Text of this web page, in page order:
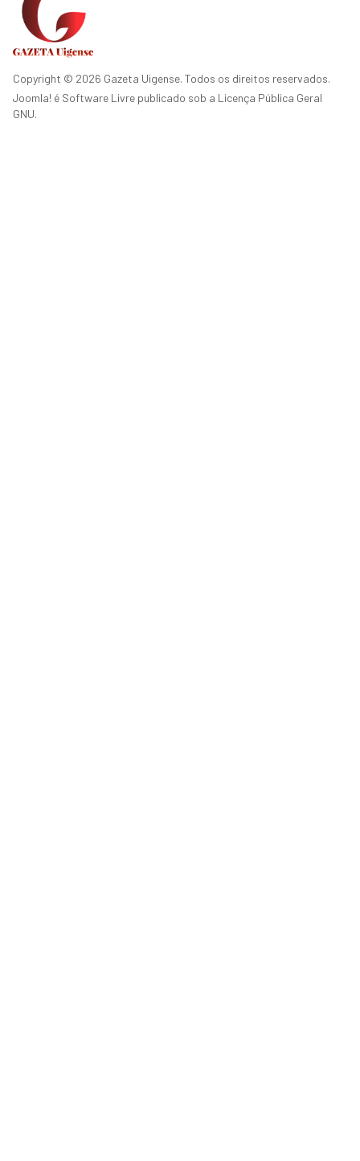
Copyright © 2026 Gazeta Uigense. Todos os direitos reservados.
Joomla! é Software Livre publicado sob a Licença Pública Geral
GNU.